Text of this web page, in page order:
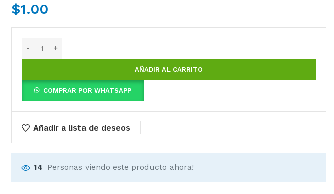
$1.00
AÑADIR AL CARRITO
COMPRAR POR WHATSAPP
Añadir a lista de deseos
14 Personas viendo este producto ahora!